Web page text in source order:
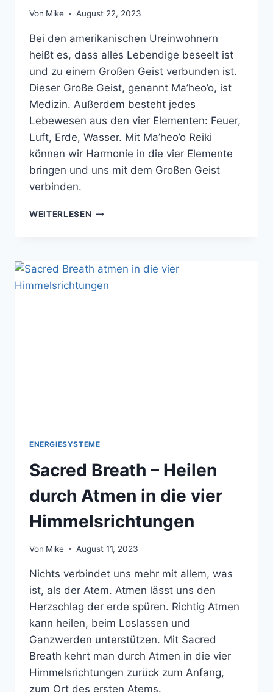
Von Mike August 22, 2023
Bei den amerikanischen Ureinwohnern
heißt es, dass alles Lebendige beseelt ist
und zu einem Großen Geist verbunden ist.
Dieser Große Geist, genannt Ma’heo’o, ist
Medizin. Außerdem besteht jedes
Lebewesen aus den vier Elementen: Feuer,
Luft, Erde, Wasser. Mit Ma’heo’o Reiki
können wir Harmonie in die vier Elemente
bringen und uns mit dem Großen Geist
verbinden.
WEITERLESEN MA’HEO’O
DEN
VIER
ENERGIESYSTEME
Sacred Breath – Heilen
durch Atmen in die vier
Himmelsrichtungen
Von Mike August 11, 2023
Nichts verbindet uns mehr mit allem, was
ist, als der Atem. Atmen lässt uns den
Herzschlag der erde spüren. Richtig Atmen
kann heilen, beim Loslassen und
Ganzwerden unterstützen. Mit Sacred
Breath kehrt man durch Atmen in die vier
Himmelsrichtungen zurück zum Anfang,
zum Ort des ersten Atems.